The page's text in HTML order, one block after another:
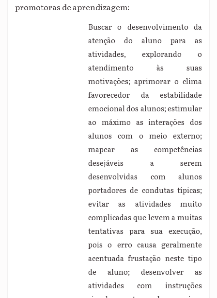
promotoras de aprendizagem:
Buscar o desenvolvimento da
atenção do aluno para as
atividades, explorando o
atendimento às suas
motivações; aprimorar o clima
favorecedor da estabilidade
emocional dos alunos; estimular
ao máximo as interações dos
alunos com o meio externo;
mapear as competências
desejáveis a serem
desenvolvidas com alunos
portadores de condutas típicas;
evitar as atividades muito
complicadas que levem a muitas
tentativas para sua execução,
pois o erro causa geralmente
acentuada frustação neste tipo
de aluno; desenvolver as
atividades com instruções